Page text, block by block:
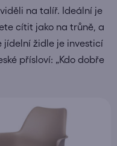
na talíř. Ideální je
cítit jako na trůně, a
jídelní židle je investicí
přísloví: „Kdo dobře